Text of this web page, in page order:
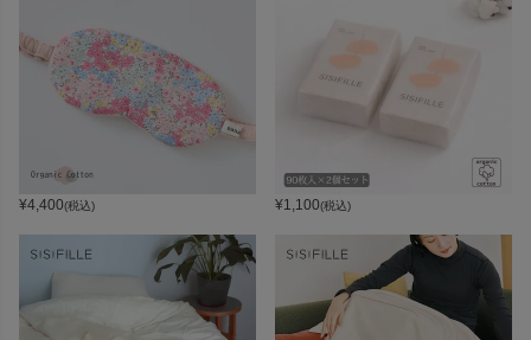
¥4,400(税込) ¥1,100(税込)